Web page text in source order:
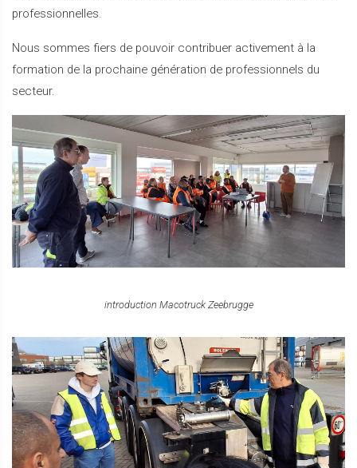
professionnelles.
Nous sommes fiers de pouvoir contribuer activement à la
formation de la prochaine génération de professionnels du
secteur.
introduction Macotruck Zeebrugge